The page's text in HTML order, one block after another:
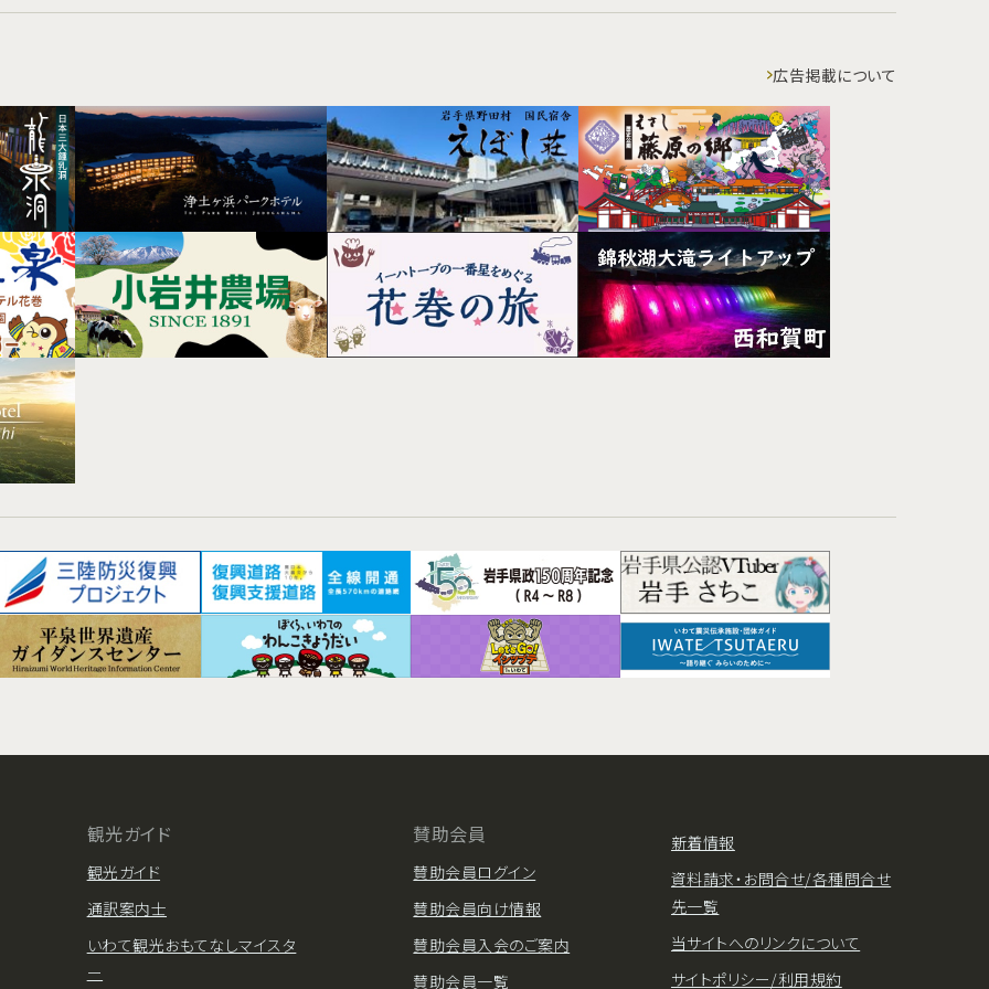
広告掲載について
観光ガイド
観光ガイド
通訳案内士
いわて観光おもてなしマイスタ
ー
賛助会員
賛助会員ログイン
賛助会員向け情報
賛助会員入会のご案内
賛助会員一覧
新着情報
資料請求・お問合せ/各種問合せ
先一覧
当サイトへのリンクについて
サイトポリシー/利用規約